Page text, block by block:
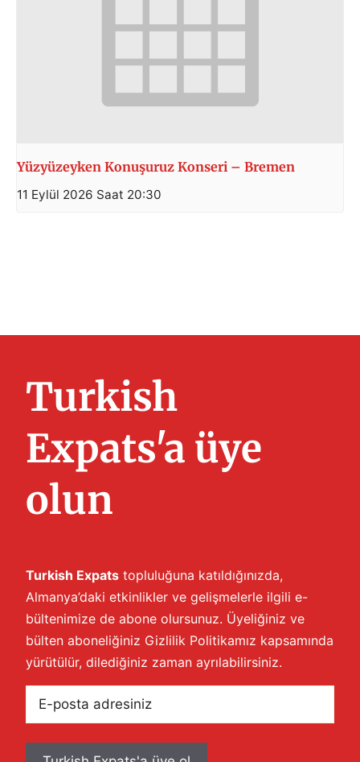
Yüzyüzeyken Konuşuruz Konseri – Bremen
11 Eylül 2026 Saat 20:30
Turkish
Expats'a üye
olun
Turkish Expats topluluğuna katıldığınızda,
Almanya’daki etkinlikler ve gelişmelerle ilgili e-
bültenimize de abone olursunuz. Üyeliğiniz ve
bülten aboneliğiniz Gizlilik Politikamız kapsamında
yürütülür, dilediğiniz zaman ayrılabilirsiniz.
posta
adresiniz